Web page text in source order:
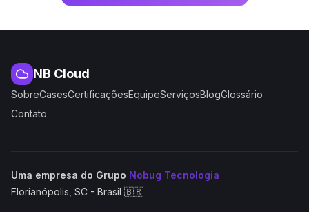
NB Cloud
SobreCasesCertificaçõesEquipeServiçosBlogGlossário
Contato
Uma empresa do Grupo Nobug Tecnologia
Florianópolis, SC - Brasil 🇧🇷